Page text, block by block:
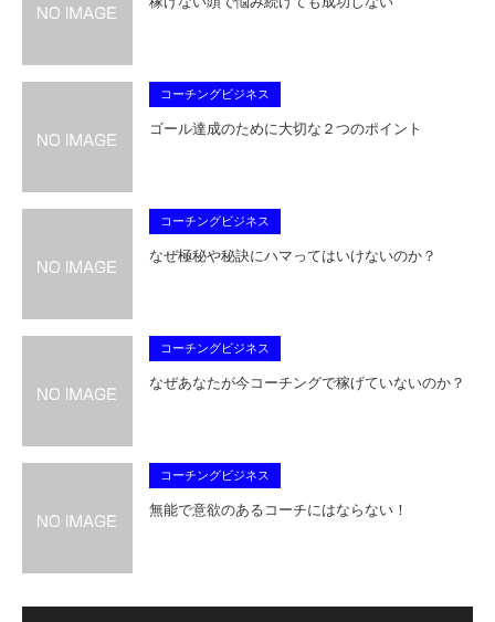
コーチングビジネス
ゴール達成のために大切な２つのポイント
コーチングビジネス
なぜ極秘や秘訣にハマってはいけないのか？
コーチングビジネス
なぜあなたが今コーチングで稼げていないのか？
コーチングビジネス
無能で意欲のあるコーチにはならない！